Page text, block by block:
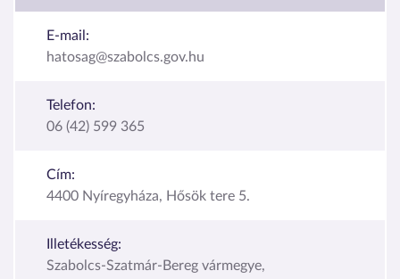
E-mail:
hatosag@szabolcs.gov.hu
Telefon:
06 (42) 599 365
Cím:
4400 Nyíregyháza, Hősök tere 5.
Illetékesség:
Szabolcs-Szatmár-Bereg vármegye,